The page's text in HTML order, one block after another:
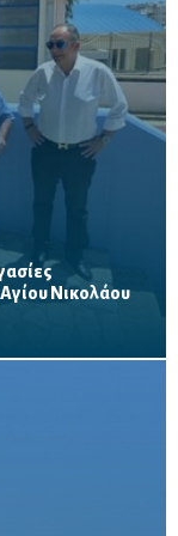
Νικολάου
Γιαννάκου»
σχολική χρονιά –
και...